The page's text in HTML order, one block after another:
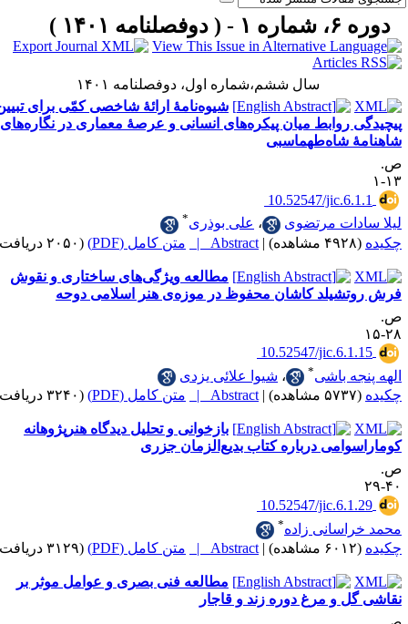
سال ششم،شماره اول، دوفصلنامه ۱۴۰۱
شیوه‌نامۀ ارائۀ شاخصی کمّی برای تبیین
روابط میان پیکره‌های انسانی و عرصۀ معماری در نگاره‌های
شاه‌طهماسبی
10.52547/
مرتضوی
،علی بوذری
|
Abstract | متن کامل (PDF) (۲۰۵۰ دریافت)
مطالعه ویژگی‌های‌ ساختاری و نقوش
کاشان محفوظ در موزه‌ی هنر اسلامی دوحه
10.52547/
باشی
،شیوا علائی یزدی
|
Abstract | متن کامل (PDF) (۳۲۴۰ دریافت)
بازخوانی و تحلیل دیدگاه هنرپژوهانه
درباره کتاب بدیع‌الزمان جزری
10.52547/
زاده
|
Abstract | متن کامل (PDF) (۳۱۲۹ دریافت)
مطالعه فنی بصری و عوامل موثر بر
و مرغ دوره زند و قاجار